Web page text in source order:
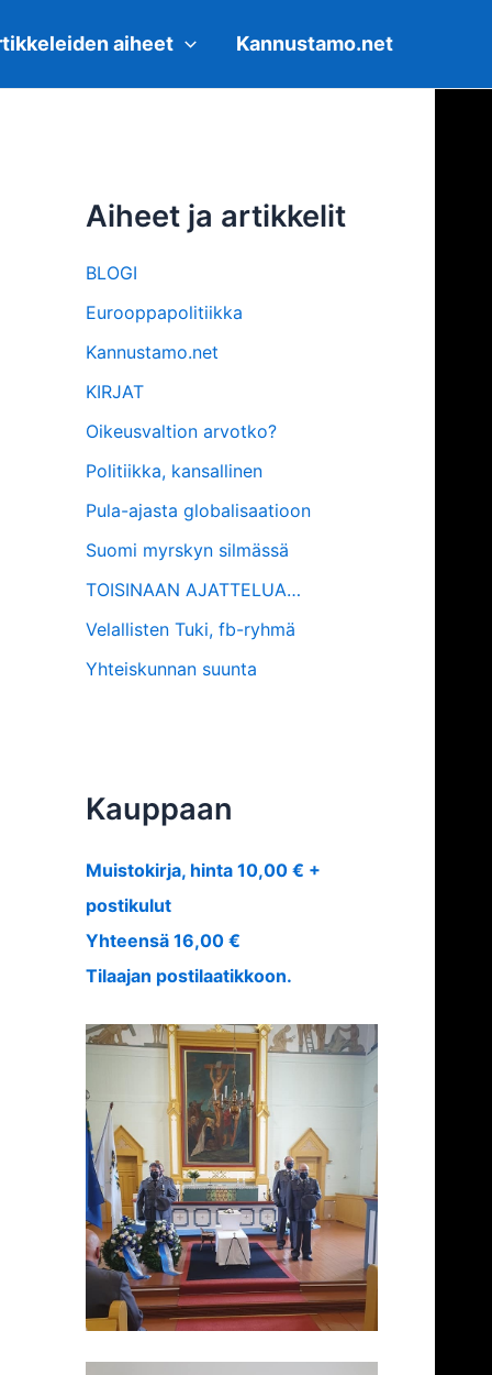
aiheet Kannustamo.net
Aiheet ja artikkelit
BLOGI
Eurooppapolitiikka
Kannustamo.net
KIRJAT
Oikeusvaltion arvotko?
Politiikka, kansallinen
Pula-ajasta globalisaatioon
Suomi myrskyn silmässä
TOISINAAN AJATTELUA…
Velallisten Tuki, fb-ryhmä
Yhteiskunnan suunta
Kauppaan
Muistokirja, hinta 10,00 € +
postikulut
Yhteensä 16,00 €
Tilaajan postilaatikkoon.